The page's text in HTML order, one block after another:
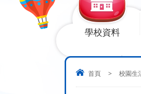
學校資料
首頁 > 校園生